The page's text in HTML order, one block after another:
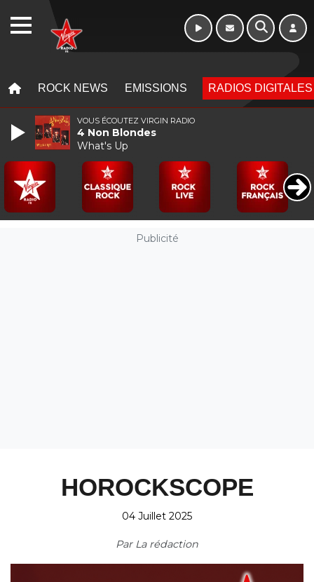
ROCK NEWS EMISSIONS RADIOS DIGITALES
Publicité
HOROCKSCOPE
04 Juillet 2025
Par La rédaction
VOUS ÉCOUTEZ VIRGIN RADIO
4 Non Blondes
What's Up
WEBRADIO